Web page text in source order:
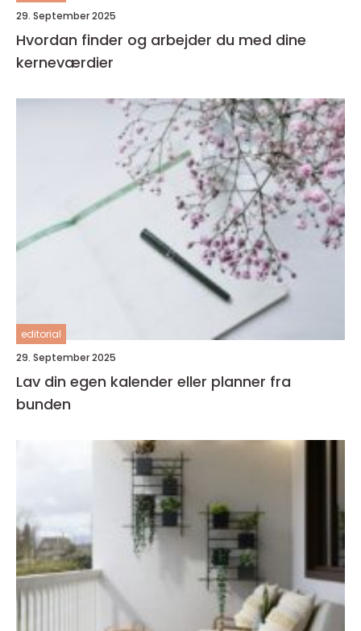
29. September 2025
Hvordan finder og arbejder du med dine
kerneværdier
editorial
29. September 2025
Lav din egen kalender eller planner fra
bunden